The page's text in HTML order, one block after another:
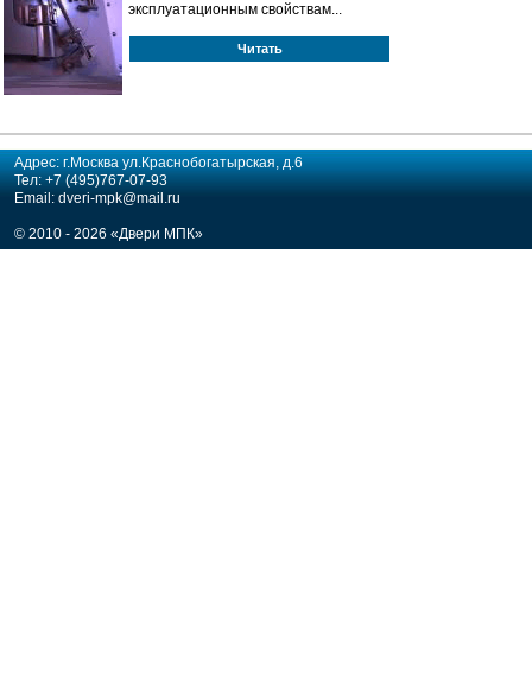
эксплуатационным свойствам...
Читать
Адрес: г.Москва ул.Краснобогатырская, д.6
Тел: +7 (495)767-07-93
Email: dveri-mpk@mail.ru
© 2010 - 2026 «Двери МПК»